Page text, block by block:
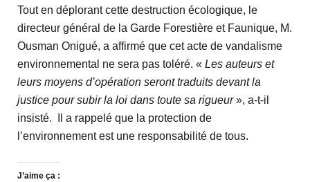
Tout en déplorant cette destruction écologique, le
directeur général de la Garde Forestière et Faunique, M.
Ousman Onigué, a affirmé que cet acte de vandalisme
environnemental ne sera pas toléré. « Les auteurs et
leurs moyens d’opération seront traduits devant la
justice pour subir la loi dans toute sa rigueur», a-t-il
insisté. Il a rappelé que la protection de
l’environnement est une responsabilité de tous.
J’aime ça :